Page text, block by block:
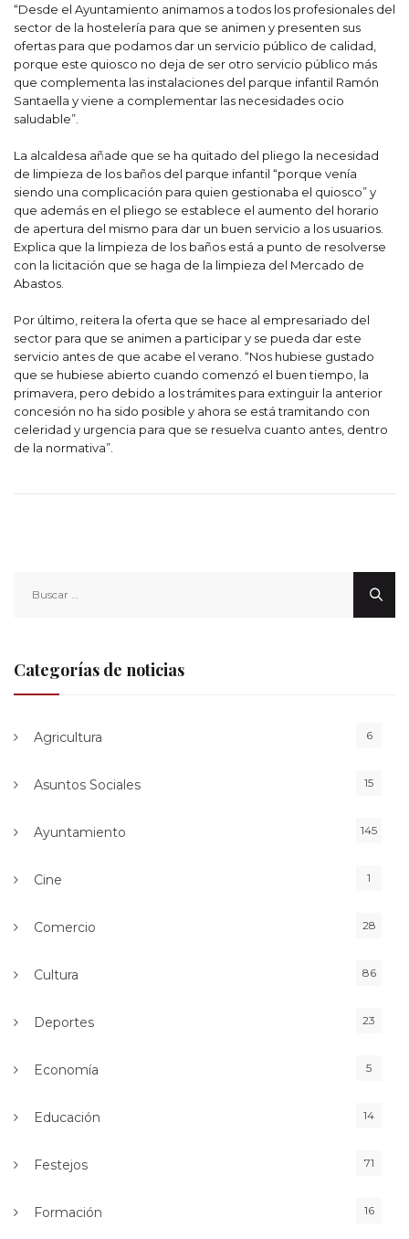
“Desde el Ayuntamiento animamos a todos los profesionales del
sector de la hostelería para que se animen y presenten sus
ofertas para que podamos dar un servicio público de calidad,
porque este quiosco no deja de ser otro servicio público más
que complementa las instalaciones del parque infantil Ramón
Santaella y viene a complementar las necesidades ocio
saludable”.
La alcaldesa añade que se ha quitado del pliego la necesidad
de limpieza de los baños del parque infantil “porque venía
siendo una complicación para quien gestionaba el quiosco” y
que además en el pliego se establece el aumento del horario
de apertura del mismo para dar un buen servicio a los usuarios.
Explica que la limpieza de los baños está a punto de resolverse
con la licitación que se haga de la limpieza del Mercado de
Abastos.
Por último, reitera la oferta que se hace al empresariado del
sector para que se animen a participar y se pueda dar este
servicio antes de que acabe el verano. “Nos hubiese gustado
que se hubiese abierto cuando comenzó el buen tiempo, la
primavera, pero debido a los trámites para extinguir la anterior
concesión no ha sido posible y ahora se está tramitando con
celeridad y urgencia para que se resuelva cuanto antes, dentro
de la normativa”.
Categorías de noticias
Agricultura 6
Asuntos Sociales 15
Ayuntamiento 145
Cine 1
Comercio 28
Cultura 86
Deportes 23
Economía 5
Educación 14
Festejos 71
Formación 16